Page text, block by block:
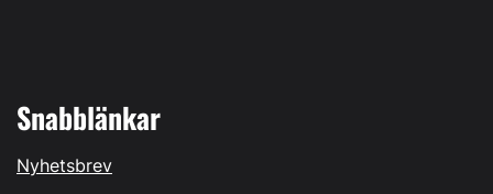
Snabblänkar
Nyhetsbrev